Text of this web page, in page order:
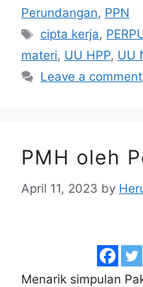
Perundangan, PPN
Tags
cipta kerja,
materi, UU HPP, UU
Leave a comment
PMH oleh
April 11, 2023 by
Menarik simpulan